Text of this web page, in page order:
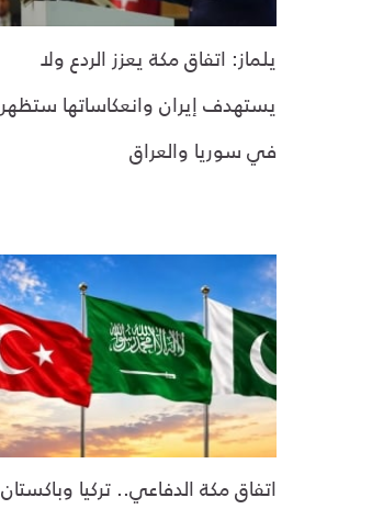
يلماز: اتفاق مكة يعزز الردع ولا
يستهدف إيران وانعكاساتها ستظهر
في سوريا والعراق
اتفاق مكة الدفاعي.. تركيا وباكستان